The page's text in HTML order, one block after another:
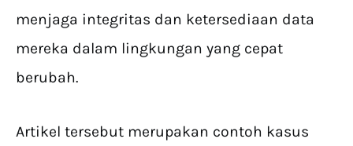
menjaga integritas dan ketersediaan data
mereka dalam lingkungan yang cepat
berubah.
Artikel tersebut merupakan contoh kasus